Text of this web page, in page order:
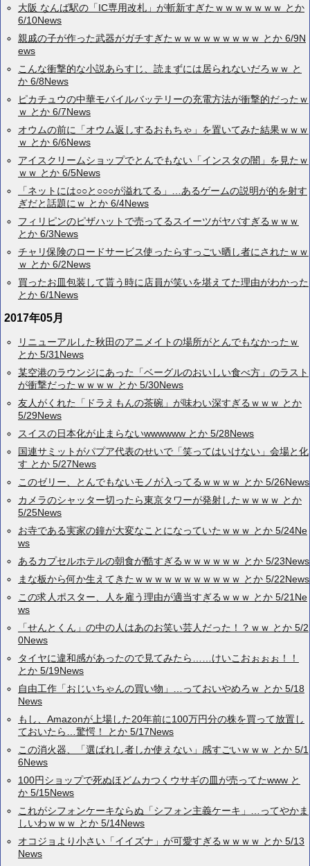
大阪 なんば駅の「IC専用改札」が斬新すぎたｗｗｗｗｗｗｗ とか
6/10News
親戚の子が作った武器がガチすぎたｗｗｗｗｗｗｗｗｗ とか 6/9N
ews
こんな衝撃的な小説あらすじ、読まずには居られないだろｗｗ と
か 6/8News
ピカチュウの中華モバイルバッテリーの充電方法が衝撃的だったｗ
ｗ とか 6/7News
オウムの前に「オウム返しするおもちゃ」を置いてみた結果ｗｗｗ
ｗ とか 6/6News
アイスクリームショップでとんでもない「インスタの闇」を見たｗ
ｗｗ とか 6/5News
「ネットには○○と○○○が溢れてる」…あるゲームの説明が的を射す
ぎだと話題にｗ とか 6/4News
フィリピンのピザハットで売ってるスイーツがヤバすぎるｗｗｗ
とか 6/3News
チャリ保険のロードサービス使ったらすっごい晒し者にされたｗｗ
ｗ とか 6/2News
買ったお皿包装して貰う時に店員が笑いを堪えてた理由がわかった
とか 6/1News
2017年05月
リニューアルした秋田のアニメイトの場所がとんでもなかったｗ
とか 5/31News
某空港のラウンジにあった「ベーグルのおいしい食べ方」のラスト
が衝撃だったｗｗｗｗ とか 5/30News
友人がくれた「ドラえもんの茶碗」が味わい深すぎるｗｗｗ とか
5/29News
スイスの日本化が止まらないwwwwww とか 5/28News
国連サミットがパプア代表のせいで「笑ってはいけない」会場と化
す とか 5/27News
このゼリー、とんでもないモノが入ってるｗｗｗｗ とか 5/26News
カメラのシャッター切ったら東京タワーが発射したｗｗｗｗ とか
5/25News
お寺である実家の鐘が大変なことになっていたｗｗｗ とか 5/24Ne
ws
あるカプセルホテルの朝食が酷すぎるｗｗｗｗｗｗ とか 5/23News
まな板から何か生えてきたｗｗｗｗｗｗｗｗｗｗｗ とか 5/22News
この求人ポスター、人を雇う理由が適当すぎるｗｗｗ とか 5/21Ne
ws
「せんとくん」の中の人はあのお笑い芸人だった！？ｗｗ とか 5/2
0News
タイヤに違和感があったので見てみたら……けいこおぉぉぉ！！
とか 5/19News
自由工作「おじいちゃんの買い物」…っておいやめろｗ とか 5/18
News
もし、Amazonが上場した20年前に100万円分の株を買って放置し
ておいたら…驚愕！ とか 5/17News
この消火器、「選ばれし者しか使えない」感すごいｗｗｗ とか 5/1
6News
100円ショップで死ぬほどムカつくウサギの皿が売ってたwww と
か 5/15News
これがシフォンケーキならぬ「シフォン主義ケーキ」…ってやかま
しいわｗｗｗ とか 5/14News
オコジョより小さい「イイズナ」が可愛すぎるｗｗｗｗ とか 5/13
News